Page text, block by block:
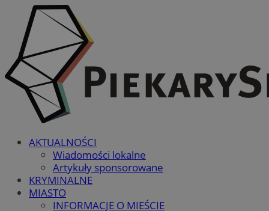
AKTUALNOŚCI
Wiadomości lokalne
Artykuły sponsorowane
KRYMINALNE
MIASTO
INFORMACJE O MIEŚCIE